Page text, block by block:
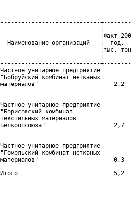
-----------------------------
¦
¦Факт
Наименование организаций   ¦  год,
¦тыс.
¦
-----------------------------
Частное унитарное предприятие
"Бобруйский комбинат нетканых
Частное унитарное предприятие
"Борисовский комбинат
текстильных материалов
Частное унитарное предприятие
"Гомельский комбинат нетканых
материалов"                      0,3
Итого                            5,2